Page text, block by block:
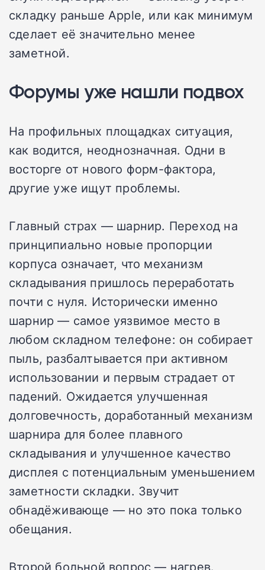
складку раньше Apple, или как минимум
сделает её значительно менее
заметной.
Форумы уже нашли подвох
На профильных площадках ситуация,
как водится, неоднозначная. Одни в
восторге от нового форм-фактора,
другие уже ищут проблемы.
Главный страх — шарнир. Переход на
принципиально новые пропорции
корпуса означает, что механизм
складывания пришлось переработать
почти с нуля. Исторически именно
шарнир — самое уязвимое место в
любом складном телефоне: он собирает
пыль, разбалтывается при активном
использовании и первым страдает от
падений. Ожидается улучшенная
долговечность, доработанный механизм
шарнира для более плавного
складывания и улучшенное качество
дисплея с потенциальным уменьшением
заметности складки. Звучит
обнадёживающе — но это пока только
обещания.
Второй больной вопрос — нагрев.